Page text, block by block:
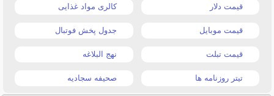
قیمت دلار کالری مواد غذایی
قیمت موبایل جدول پخش فوتبال
قیمت تبلت نهج البلاغه
تیتر روزنامه ها صحیفه سجادیه